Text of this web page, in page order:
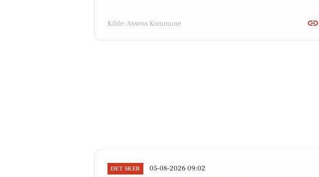
Kilde: Assens Kommune
DET SKER 05-08-2026 09:02